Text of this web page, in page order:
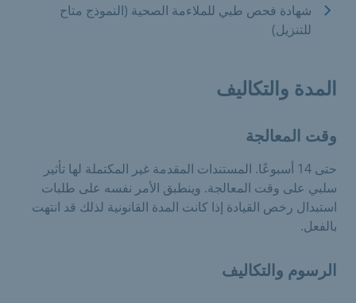
شهادة فحص طبي للملاءمة الصحية (النموذج متاح
للتنزيل)
المدة والتكاليف
وقت المعالجة
حتى 14 أسبوعًا. المستندات المقدمة غير المكتملة لها تأثير
سلبي على وقت المعالجة. وينطبق الأمر نفسه على طلبات
استبدال رخص القيادة إذا كانت المدة القانونية لذلك قد انتهت
بالفعل.
الرسوم والتكاليف